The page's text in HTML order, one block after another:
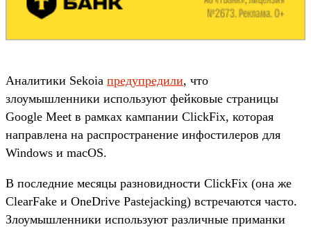
Аналитики Sekoia предупредили, что
злоумышленники используют фейковые страницы
Google Meet в рамках кампании ClickFix, которая
направлена на распространение инфостилеров для
Windows и macOS.
В последние месяцы разновидности ClickFix (она же
ClearFake и OneDrive Pastejacking) встречаются часто.
Злоумышленники используют различные приманки